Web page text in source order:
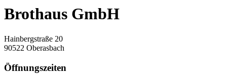
Brothaus GmbH
Hainbergstraße 20
90522 Oberasbach
Öffnungszeiten